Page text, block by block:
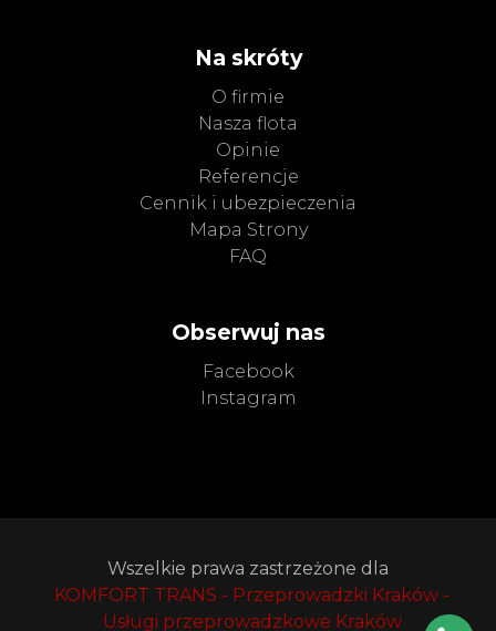
Na skróty
O firmie
Nasza flota
Opinie
Referencje
Cennik i ubezpieczenia
Mapa Strony
FAQ
Obserwuj nas
Facebook
Instagram
Wszelkie prawa zastrzeżone dla
KOMFORT TRANS - Przeprowadzki Kraków -
Usługi przeprowadzkowe Kraków